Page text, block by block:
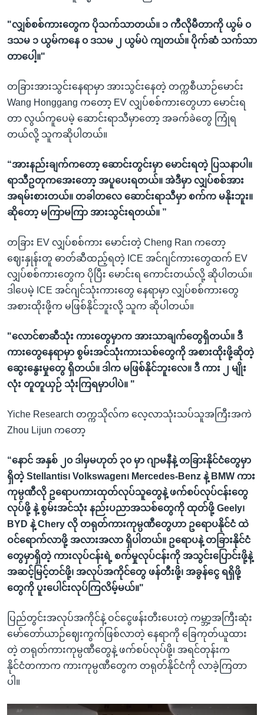
"လျှစ်စစ်ကားတွေက ပိုသက်သာတယ်။ ၁ ကီလိုမီတာကို ယွမ် ၀
ဒသမ ၁ ယွမ်ကနေ ၀ ဒသမ ၂ ယွမ်ပဲ ကျတယ်။ ပိုက်ဆံ သက်သာ
တာပေါ့။"
တခြားအားသွင်းနေရာမှာ အားသွင်းနေတဲ့ တက္ကစီယာဉ်မောင်း
Wang Honggang ကတော့ EV လျှပ်စစ်ကားတွေဟာ မောင်းရ
တာ လွယ်ကူပေမဲ့ ဆောင်းရာသီမှာတော့ အခက်ခဲတွေ ကြုံရ
တယ်လို့ သူကဆိုပါတယ်။
“အားနည်းချက်ကတော့ ဆောင်းတွင်းမှာ မောင်းရတဲ့ ပြသနာပါ။
ရာသီဥတုကအေးတော့ အပူပေးရတယ်။ အဲဒီမှာ လျှပ်စစ်အား
အရမ်းစားတယ်။ တခါတလေ ဆောင်းရာသီမှာ စက်က မနိုးဘူး။
ဆိုတော့ မကြာမကြာ အားသွင်းရတယ်။ ”
တခြား EV လျှပ်စစ်ကား မောင်းတဲ့ Cheng Ran ကတော့
ဈေးနှုန်းတူ ဓာတ်ဆီထည့်ရတဲ့ ICE အင်ဂျင်ကားတွေထက် EV
လျှပ်စစ်ကားတွေက ပိုပြီး မောင်းရ ကောင်းတယ်လို့ ဆိုပါတယ်။
ဒါပေမဲ့ ICE အင်ဂျင်သုံးကားတွေ နေရာမှာ လျှပ်စစ်ကားတွေ
အစားထိုးဖို့က မဖြစ်နိုင်ဘူးလို့ သူက ဆိုပါတယ်။
"လောင်စာဆီသုံး ကားတွေမှာက အားသာချက်တွေရှိတယ်။ ဒီ
ကားတွေနေရာမှာ စွမ်းအင်သုံးကားသစ်တွေကို အစားထိုးဖို့ဆိုတဲ့
ဆွေးနွေးမှုတွေ ရှိတယ်။ ဒါက မဖြစ်နိုင်ဘူးလေ။ ဒီ ကား ၂ မျိုး
လုံး တူတူယှဉ် သုံးကြရမှာပါပဲ။ "
Yiche Research တက္ကသိုလ်က လေ့လာသုံးသပ်သူအကြီးအကဲ
Zhou Lijun ကတော့
“နောင် အနှစ် ၂၀ ဒါမှမဟုတ် ၃၀ မှာ ဂျာမနီနဲ့ တခြားနိုင်ငံတွေမှာ
ရှိတဲ့ Stellantis၊ Volkswagen၊ Mercedes-Benz နဲ့ BMW ကား
ကုမ္ပဏီလို ဥရောပကားထုတ်လုပ်သူတွေနဲ့ ဖက်စပ်လုပ်ငန်းတွေ
လုပ်ဖို့ နဲ့ စွမ်းအင်သုံး နည်းပညာအသစ်တွေကို ထုတ်ဖို့ Geely၊
BYD နဲ့ Chery လို တရုတ်ကားကုမ္ပဏီတွေဟာ ဥရောပနိုင်ငံ ထဲ
ဝင်ရောက်လာဖို့ အလားအလာ ရှိပါတယ်။ ဥရောပနဲ့ တခြားနိုင်ငံ
တွေမှာရှိတဲ့ ကားလုပ်ငန်းရဲ့ စက်မှုလုပ်ငန်းကို အသွင်းပြောင်းဖို့နဲ့
အဆင့်မြင့်တင်ဖို့၊ အလုပ်အကိုင်တွေ ဖန်တီးဖို့၊ အခွန်ငွေ ရရှိဖို့
တွေကို ပူးပေါင်းလုပ်ကြလိမ့်မယ်။"
ပြည်တွင်းအလုပ်အကိုင်နဲ့ ဝင်ငွေဖန်းတီးပေးတဲ့ ကမ္ဘာ့အကြီးဆုံး
မော်တော်ယာဉ်ဈေးကွက်ဖြစ်လာတဲ့ နေရာကို ခြေကုတ်ယူထား
တဲ့ တရုတ်ကားကုမ္ပဏီတွေနဲ့ ဖက်စပ်လုပ်ဖို့၊ အရင်တုန်းက
နိုင်ငံတကာက ကားကုမ္ပဏီတွေက တရုတ်နိုင်ငံကို လာခဲ့ကြတာ
ပါ။